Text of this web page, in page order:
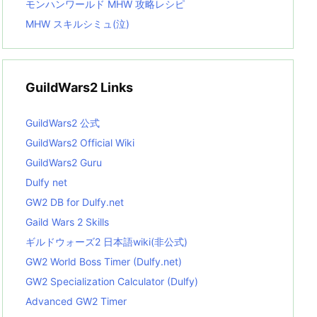
モンハンワールド MHW 攻略レシピ
MHW スキルシミュ(泣)
GuildWars2 Links
GuildWars2 公式
GuildWars2 Official Wiki
GuildWars2 Guru
Dulfy net
GW2 DB for Dulfy.net
Gaild Wars 2 Skills
ギルドウォーズ2 日本語wiki(非公式)
GW2 World Boss Timer (Dulfy.net)
GW2 Specialization Calculator (Dulfy)
Advanced GW2 Timer